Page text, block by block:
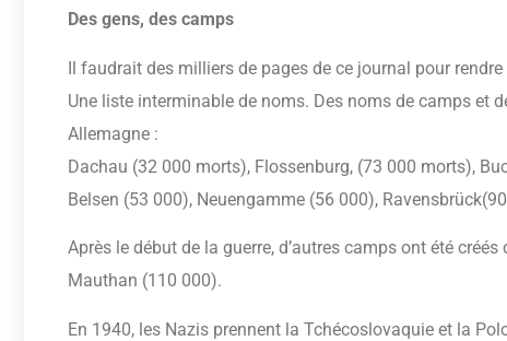
Des gens, des camps
Il faudrait des milliers de pages de ce journal pour rendre
Une liste interminable de noms. Des noms de camps et
Allemagne :
Dachau (32 000 morts), Flossenburg, (73 000 morts),
Belsen (53 000), Neuengamme (56 000),
Après le début de la guerre, d’autres camps ont été
Mauthan (110 000).
En 1940, les Nazis prennent la Tchécoslovaquie et la